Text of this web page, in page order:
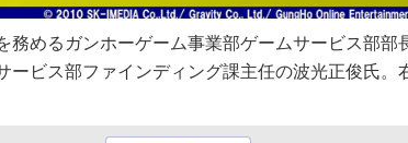
務めるガンホーゲーム事業部ゲームサービス部部
ービス部ファインディング課主任の波光正俊氏。